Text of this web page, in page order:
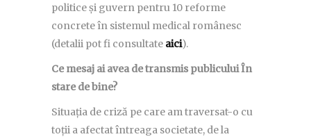
politice și guvern pentru 10 reforme
concrete în sistemul medical românesc
(detalii pot fi consultate aici).
Ce mesaj ai avea de transmis publicului În
stare de bine?
Situația de criză pe care am traversat-o cu
toții a afectat întreaga societate, de la